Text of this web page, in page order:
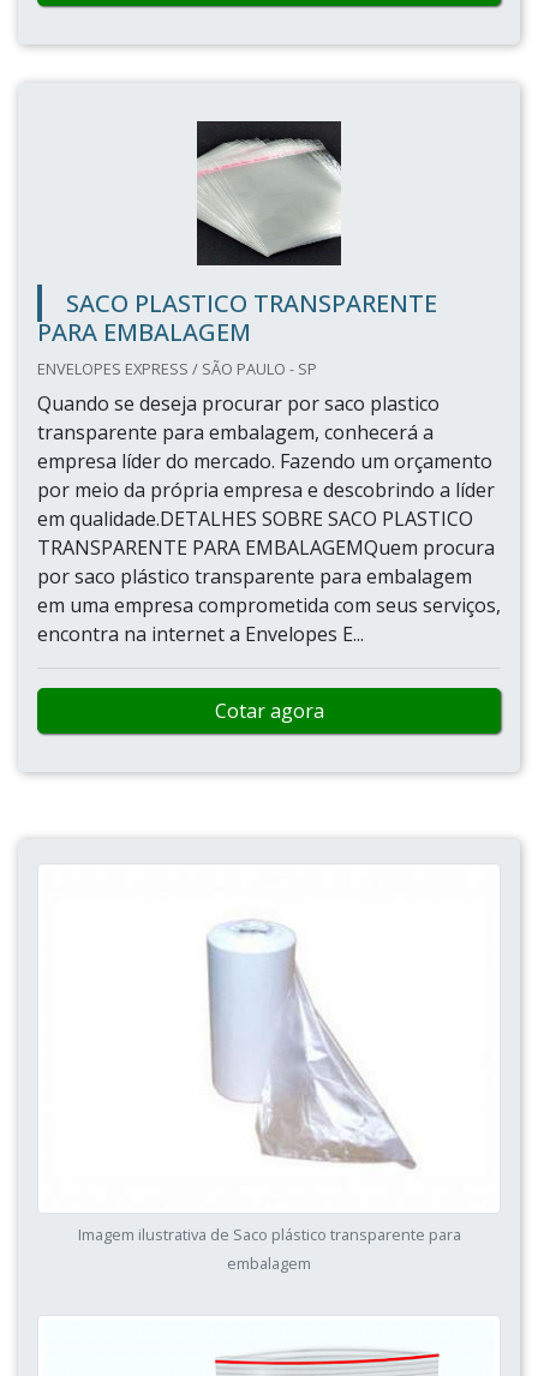
SACO PLASTICO TRANSPARENTE
PARA EMBALAGEM
ENVELOPES EXPRESS / SÃO PAULO - SP
Quando se deseja procurar por saco plastico
transparente para embalagem, conhecerá a
empresa líder do mercado. Fazendo um orçamento
por meio da própria empresa e descobrindo a líder
em qualidade.DETALHES SOBRE SACO PLASTICO
TRANSPARENTE PARA EMBALAGEMQuem procura
por saco plástico transparente para embalagem
em uma empresa comprometida com seus serviços,
encontra na internet a Envelopes E...
Cotar agora
Imagem ilustrativa de Saco plástico transparente para
embalagem